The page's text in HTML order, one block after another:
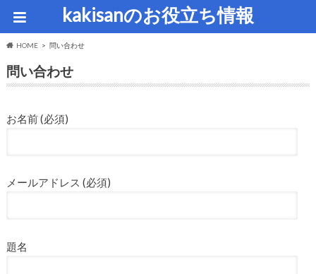
kakisanのお役立ち情報
HOME 問い合わせ
問い合わせ
お名前 (必須)
メールアドレス (必須)
題名